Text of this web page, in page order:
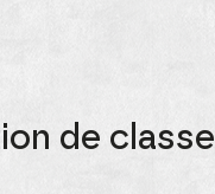
de classe